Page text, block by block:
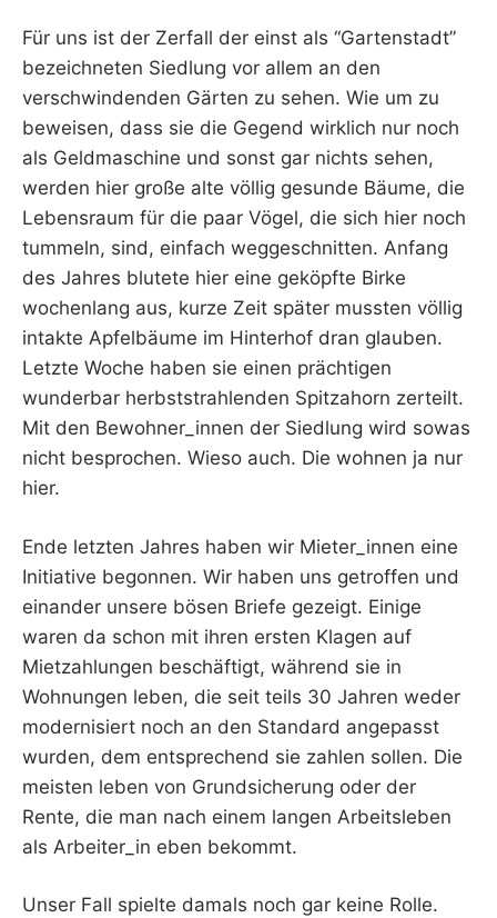
Für uns ist der Zerfall der einst als “Gartenstadt”
bezeichneten Siedlung vor allem an den
verschwindenden Gärten zu sehen. Wie um zu
beweisen, dass sie die Gegend wirklich nur noch
als Geldmaschine und sonst gar nichts sehen,
werden hier große alte völlig gesunde Bäume, die
Lebensraum für die paar Vögel, die sich hier noch
tummeln, sind, einfach weggeschnitten. Anfang
des Jahres blutete hier eine geköpfte Birke
wochenlang aus, kurze Zeit später mussten völlig
intakte Apfelbäume im Hinterhof dran glauben.
Letzte Woche haben sie einen prächtigen
wunderbar herbststrahlenden Spitzahorn zerteilt.
Mit den Bewohner_innen der Siedlung wird sowas
nicht besprochen. Wieso auch. Die wohnen ja nur
hier.
Ende letzten Jahres haben wir Mieter_innen eine
Initiative begonnen. Wir haben uns getroffen und
einander unsere bösen Briefe gezeigt. Einige
waren da schon mit ihren ersten Klagen auf
Mietzahlungen beschäftigt, während sie in
Wohnungen leben, die seit teils 30 Jahren weder
modernisiert noch an den Standard angepasst
wurden, dem entsprechend sie zahlen sollen. Die
meisten leben von Grundsicherung oder der
Rente, die man nach einem langen Arbeitsleben
als Arbeiter_in eben bekommt.
Unser Fall spielte damals noch gar keine Rolle.